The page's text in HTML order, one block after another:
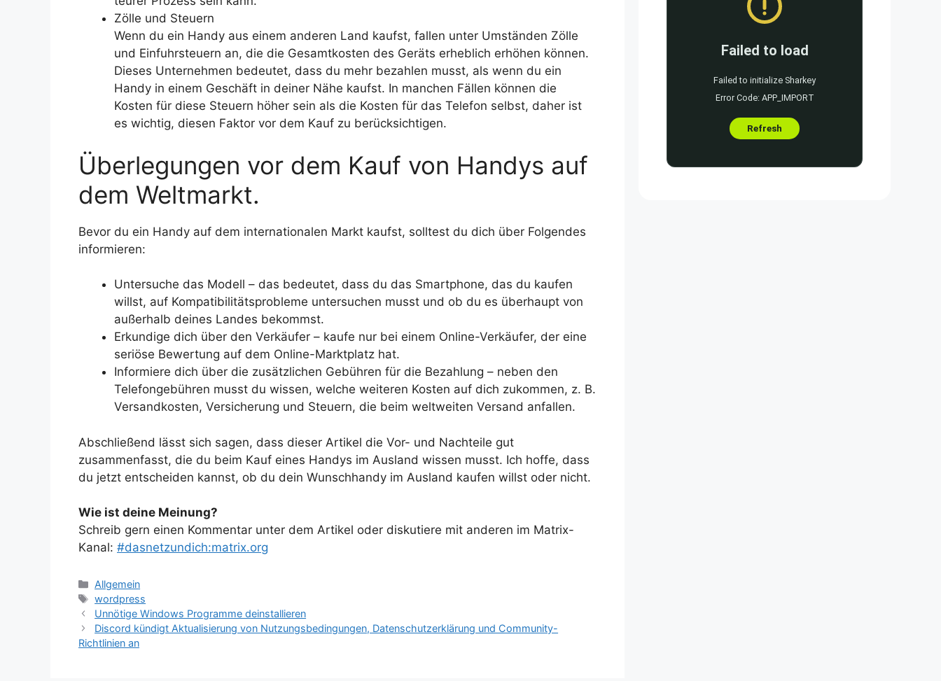
Zölle und Steuern
Wenn du ein Handy aus einem anderen Land kaufst, fallen unter Umständen Zölle
und Einfuhrsteuern an, die die Gesamtkosten des Geräts erheblich erhöhen können.
Dieses Unternehmen bedeutet, dass du mehr bezahlen musst, als wenn du ein
Handy in einem Geschäft in deiner Nähe kaufst. In manchen Fällen können die
Kosten für diese Steuern höher sein als die Kosten für das Telefon selbst, daher ist
es wichtig, diesen Faktor vor dem Kauf zu berücksichtigen.
Überlegungen vor dem Kauf von Handys auf
dem Weltmarkt.
Bevor du ein Handy auf dem internationalen Markt kaufst, solltest du dich über Folgendes
informieren:
Untersuche das Modell – das bedeutet, dass du das Smartphone, das du kaufen
willst, auf Kompatibilitätsprobleme untersuchen musst und ob du es überhaupt von
außerhalb deines Landes bekommst.
Erkundige dich über den Verkäufer – kaufe nur bei einem Online-Verkäufer, der eine
seriöse Bewertung auf dem Online-Marktplatz hat.
Informiere dich über die zusätzlichen Gebühren für die Bezahlung – neben den
Telefongebühren musst du wissen, welche weiteren Kosten auf dich zukommen, z. B.
Versandkosten, Versicherung und Steuern, die beim weltweiten Versand anfallen.
Abschließend lässt sich sagen, dass dieser Artikel die Vor- und Nachteile gut
zusammenfasst, die du beim Kauf eines Handys im Ausland wissen musst. Ich hoffe, dass
du jetzt entscheiden kannst, ob du dein Wunschhandy im Ausland kaufen willst oder nicht.
Wie ist deine Meinung?
Schreib gern einen Kommentar unter dem Artikel oder diskutiere mit anderen im Matrix-
Kanal: #dasnetzundich:matrix.org
Kategorien
Allgemein
Schlagwörter
wordpress
Unnötige Windows Programme deinstallieren
Discord kündigt Aktualisierung von Nutzungsbedingungen, Datenschutzerklärung und Community-
Richtlinien an